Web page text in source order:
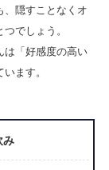
、隠すことなくオ
でしょう。
は「好感度の高い
ます。
み